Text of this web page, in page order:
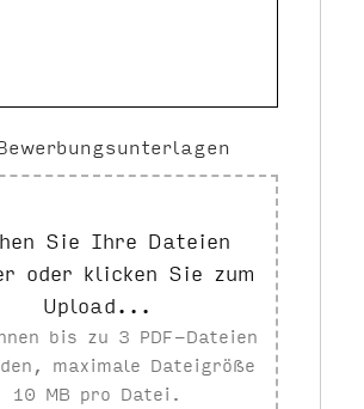
Sie Ihre Dateien
oder klicken Sie zum
Upload...
bis zu 3 PDF-Dateien
maximale Dateigröße
10 MB pro Datei.